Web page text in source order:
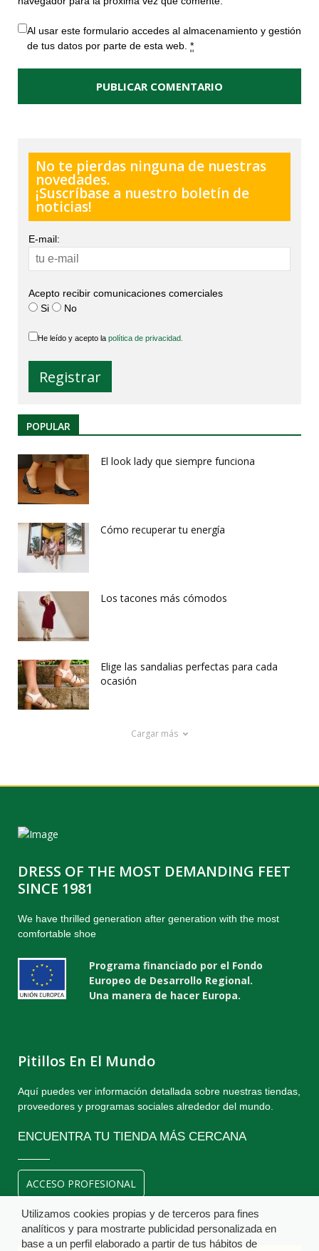
Al usar este formulario accedes al almacenamiento y gestión
de tus datos por parte de esta web. *
No te pierdas ninguna de nuestras
novedades.
¡Suscríbase a nuestro boletín de
noticias!
E-mail:
Acepto recibir comunicaciones comerciales
Si
No
He leído y acepto la política de privacidad.
POPULAR
El look lady que siempre funciona
Cómo recuperar tu energía
Los tacones más cómodos
Elige las sandalias perfectas para cada
ocasión
Cargar más
DRESS OF THE MOST DEMANDING FEET
SINCE 1981
We have thrilled generation after generation with the most
comfortable shoe
Programa financiado por el Fondo
Europeo de Desarrollo Regional.
Una manera de hacer Europa.
Pitillos En El Mundo
Aquí puedes ver información detallada sobre nuestras tiendas,
proveedores y programas sociales alrededor del mundo.
ENCUENTRA TU TIENDA MÁS CERCANA
ACCESO PROFESIONAL
Utilizamos cookies propias y de terceros para fines
analíticos y para mostrarte publicidad personalizada en
base a un perfil elaborado a partir de tus hábitos de